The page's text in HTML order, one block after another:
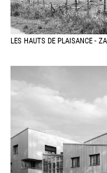
LES HAUTS DE PLAISANCE -